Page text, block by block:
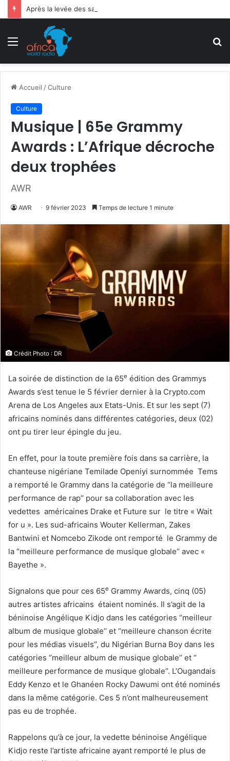
Menu
Accueil /Culture
Culture
Musique | 65e Grammy
Awards : L’Afrique décroche
deux trophées
AWR
AWR 9 février 2023 Temps de lecture 1 minute
Crédit Photo : DR
La soirée de distinction de la 65e édition des Grammys
Awards s’est tenue le 5 février dernier à la Crypto.com
Arena de Los Angeles aux Etats-Unis. Et sur les sept (7)
africains nominés dans différentes catégories, deux (02)
ont pu tirer leur épingle du jeu.
En effet, pour la toute première fois dans sa carrière, la
chanteuse nigériane Temilade Openiyi surnommée Tems
a remporté le Grammy dans la catégorie de ‘’la meilleure
performance de rap’’ pour sa collaboration avec les
vedettes américaines Drake et Future sur le titre « Wait
for u ». Les sud-africains Wouter Kellerman, Zakes
Bantwini et Nomcebo Zikode ont remporté le Grammy de
la ‘’meilleure performance de musique globale’’ avec «
Bayethe ».
Signalons que pour ces 65e Grammy Awards, cinq (05)
autres artistes africains étaient nominés. Il s’agit de la
béninoise Angélique Kidjo dans les catégories ‘’meilleur
album de musique globale’’ et ‘’meilleure chanson écrite
pour les médias visuels’’, du Nigérian Burna Boy dans les
catégories ‘’meilleur album de musique globale’’ et ‘’
meilleure performance de musique globale’’. L’Ougandais
Eddy Kenzo et le Ghanéen Rocky Dawumi ont été nominés
dans la même catégorie. Ces 5 n’ont malheureusement
pas eu de trophée.
Rappelons qu’à ce jour, la vedette béninoise Angélique
Kidjo reste l’artiste africaine ayant remporté le plus de